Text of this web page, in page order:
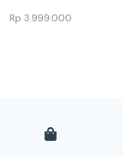
Rp 3.999.000